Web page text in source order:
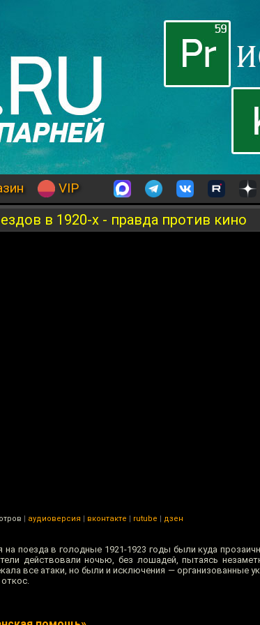
VIP
в 1920-х - правда против кино
| аудиоверсия | вконтакте | rutube | дзен
поезда в голодные 1921-1923 годы были куда
действовали ночью, без лошадей, пытаясь
все атаки, но были и исключения — организованные